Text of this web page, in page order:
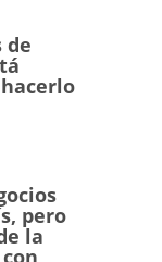
de
pero
la